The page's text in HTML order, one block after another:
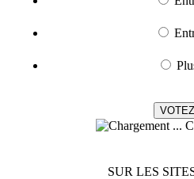
SUR LES